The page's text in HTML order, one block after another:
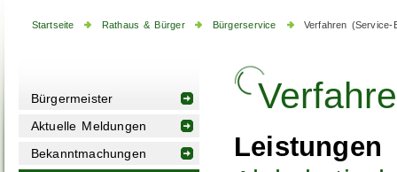
Startseite Rathaus & Bürger Bürgerservice Verfahren (Service-
Bürgermeister
Aktuelle Meldungen
Bekanntmachungen
Leistungen